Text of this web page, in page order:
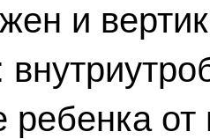
и
ребенка